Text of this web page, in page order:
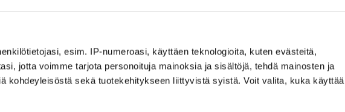
esim. IP-numeroasi, käyttäen teknologioita, kuten evästeitä,
jotta voimme tarjota personoituja mainoksia ja sisältöjä, tehdä mainosten ja
kohdeyleisöstä sekä tuotekehitykseen liittyvistä syistä. Voit valita, kuka käyttää